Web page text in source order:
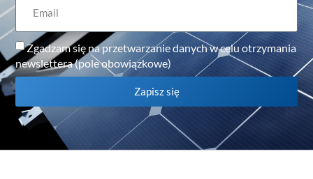
Zgadzam się na przetwarzanie danych w celu otrzymania
newslettera (pole obowiązkowe)
Zapisz się